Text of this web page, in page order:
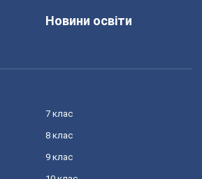
Новини освіти
7 клас
8 клас
9 клас